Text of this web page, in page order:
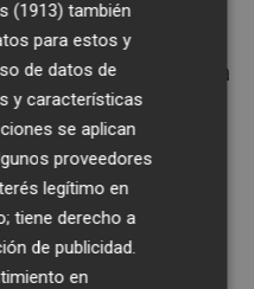
debió ocupar
ahí la tenemos.
Pedro Sánchez
de la
habilidad para
agujero que él
al parecer, es
si los piolets
en máximos
(1913) también
para estos y
de datos de
y características
se aplican
proveedores
legítimo en
tiene derecho a
de publicidad.
en